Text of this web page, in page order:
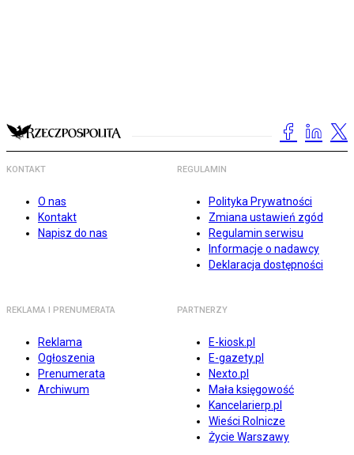
KONTAKT
O nas
Kontakt
Napisz do nas
REGULAMIN
Polityka Prywatności
Zmiana ustawień zgód
Regulamin serwisu
Informacje o nadawcy
Deklaracja dostępności
REKLAMA I PRENUMERATA
Reklama
Ogłoszenia
Prenumerata
Archiwum
PARTNERZY
E-kiosk.pl
E-gazety.pl
Nexto.pl
Mała księgowość
Kancelarierp.pl
Wieści Rolnicze
Życie Warszawy